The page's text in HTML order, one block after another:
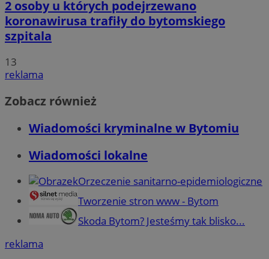
2 osoby u których podejrzewano
koronawirusa trafiły do bytomskiego
szpitala
13
reklama
Zobacz również
Wiadomości kryminalne w Bytomiu
Wiadomości lokalne
Orzeczenie sanitarno-epidemiologiczne
Tworzenie stron www - Bytom
Skoda Bytom? Jesteśmy tak blisko...
reklama